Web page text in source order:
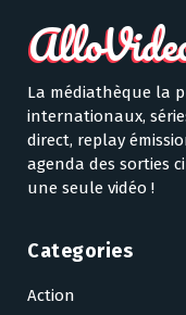
La médiathèque la
internationaux,
direct, replay
agenda des sorties
une seule vidéo !
Categories
Action